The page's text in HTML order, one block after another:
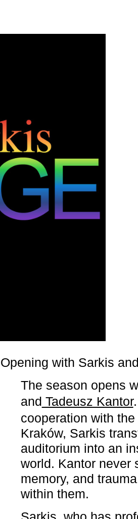
Opening with Sarkis
The season opens
and Tadeusz Kantor.
cooperation with
Kraków, Sarkis
auditorium into an
world. Kantor never
memory, and
within them.